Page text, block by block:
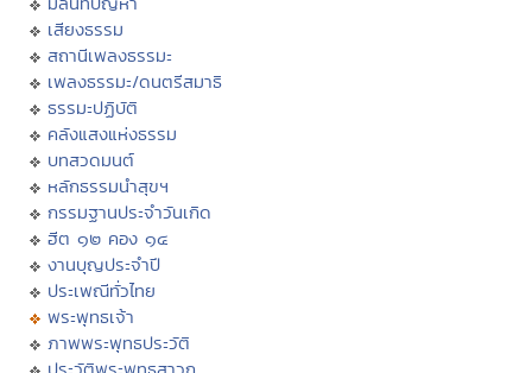
เสียงธรรม
สถานีเพลงธรรมะ
เพลงธรรมะ/ดนตรีสมาธิ
ธรรมะปฏิบัติ
คลังแสงแห่งธรรม
บทสวดมนต์
หลักธรรมนำสุขฯ
กรรมฐานประจำวันเกิด
ฮีต ๑๒ คอง ๑๔
งานบุญประจำปี
ประเพณีทั่วไทย
พระพุทธเจ้า
ภาพพระพุทธประวัติ